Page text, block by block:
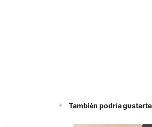
También podría gustarte